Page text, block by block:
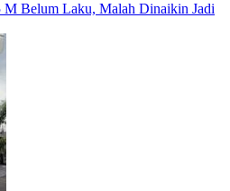
M Belum Laku, Malah Dinaikin Jadi